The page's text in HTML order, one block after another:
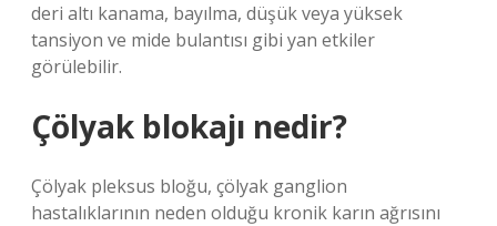
deri altı kanama, bayılma, düşük veya yüksek
tansiyon ve mide bulantısı gibi yan etkiler
görülebilir.
Çölyak blokajı nedir?
Çölyak pleksus bloğu, çölyak ganglion
hastalıklarının neden olduğu kronik karın ağrısını